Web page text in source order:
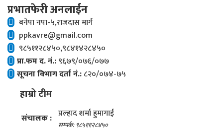
प्रभातफेरी अनलाईन
बनेपा नपा-५,राजदास मार्ग
ppkavre@gmail.com
९८५११२८४५०,९८४१४२८४५०
प्रा.फम द. नं.:९६७९/०७६/०७७
सूचना विभाग दर्ता नं.:८२०/०७४-७५
हाम्रो टीम
संचालक : प्रल्हाद शर्मा हुमागाईं
सम्पर्क: ९८५११२८४५०